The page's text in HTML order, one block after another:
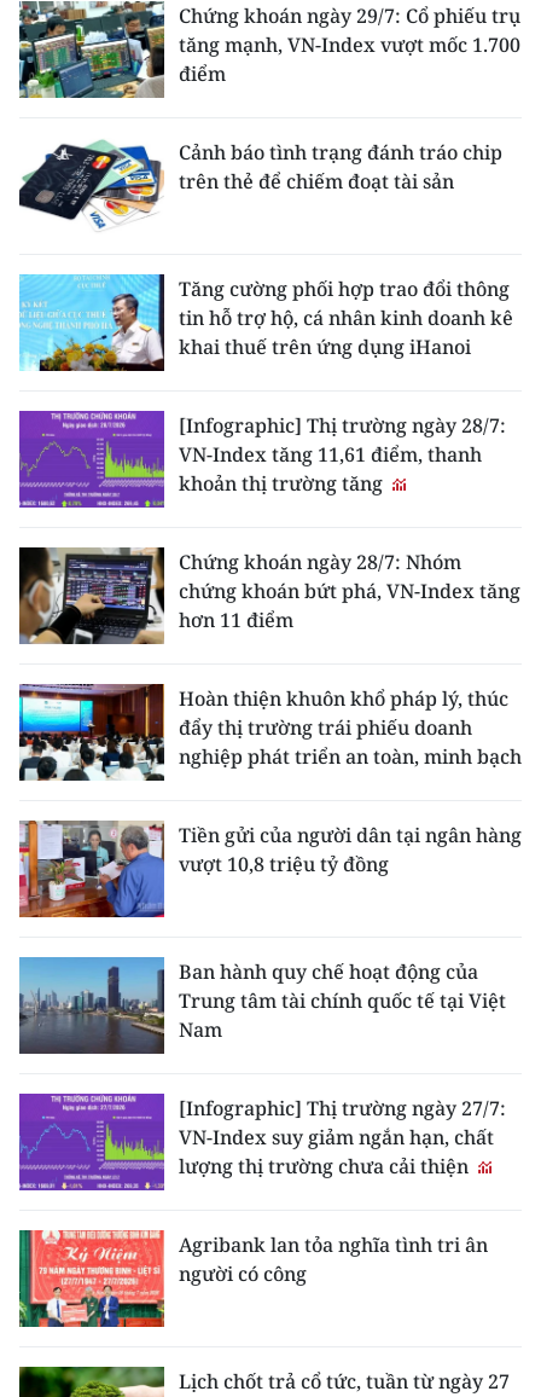
Chứng khoán ngày 29/7: Cổ phiếu trụ
tăng mạnh, VN-Index vượt mốc 1.700
điểm
Cảnh báo tình trạng đánh tráo chip
trên thẻ để chiếm đoạt tài sản
Tăng cường phối hợp trao đổi thông
tin hỗ trợ hộ, cá nhân kinh doanh kê
khai thuế trên ứng dụng iHanoi
[Infographic] Thị trường ngày 28/7:
VN-Index tăng 11,61 điểm, thanh
khoản thị trường tăng
Chứng khoán ngày 28/7: Nhóm
chứng khoán bứt phá, VN-Index tăng
hơn 11 điểm
Hoàn thiện khuôn khổ pháp lý, thúc
đẩy thị trường trái phiếu doanh
nghiệp phát triển an toàn, minh bạch
Tiền gửi của người dân tại ngân hàng
vượt 10,8 triệu tỷ đồng
Ban hành quy chế hoạt động của
Trung tâm tài chính quốc tế tại Việt
Nam
[Infographic] Thị trường ngày 27/7:
VN-Index suy giảm ngắn hạn, chất
lượng thị trường chưa cải thiện
Agribank lan tỏa nghĩa tình tri ân
người có công
Lịch chốt trả cổ tức, tuần từ ngày 27